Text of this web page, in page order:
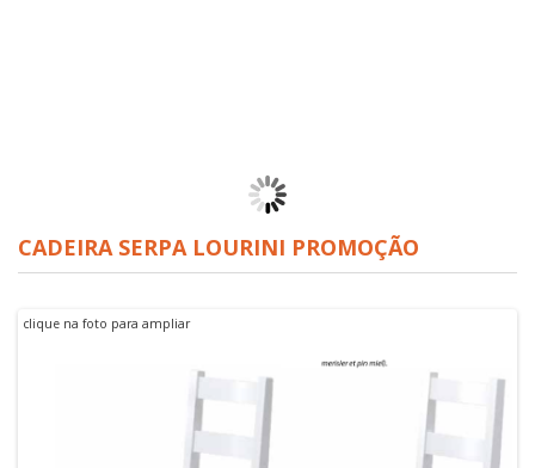
CADEIRA SERPA LOURINI PROMOÇÃO
clique na foto para ampliar